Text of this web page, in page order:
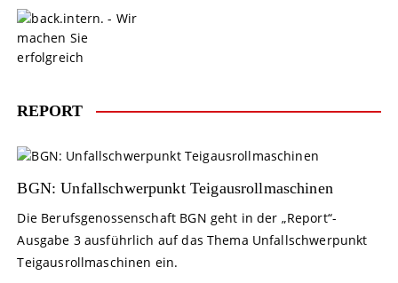
REPORT
BGN: Unfallschwerpunkt Teigausrollmaschinen
Die Berufsgenossenschaft BGN geht in der „Report“-
Ausgabe 3 ausführlich auf das Thema Unfallschwerpunkt
Teigausrollmaschinen ein.